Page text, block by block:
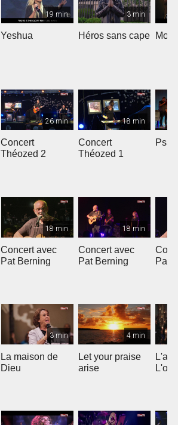
19 min
Yeshua
3 min
Héros sans cape Moi
26 min
Concert
Théozed 2
18 min
Concert
Théozed 1
18 min
Concert avec
Pat Berning
18 min
Concert avec
Pat Berning
Pat
3 min
La maison de
Dieu
4 min
Let your praise
arise